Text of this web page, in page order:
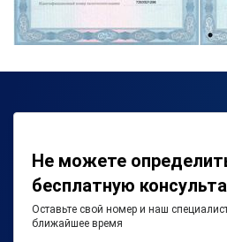
Не можете
бесплатную
Оставьте свой номер и наш
ближайшее время